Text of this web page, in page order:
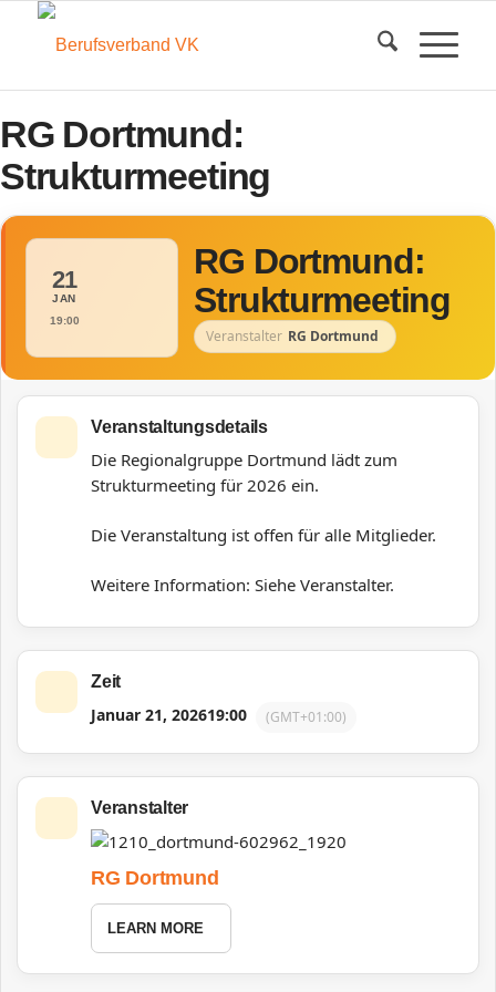
RG Dortmund:
Strukturmeeting
21
JAN
19:00
RG Dortmund:
Strukturmeeting
Veranstalter RG Dortmund
Veranstaltungsdetails
Die Regionalgruppe Dortmund lädt zum
Strukturmeeting für 2026 ein.
Die Veranstaltung ist offen für alle Mitglieder.
Weitere Information: Siehe Veranstalter.
Zeit
Januar 21, 202619:00 (GMT+01:00)
Veranstalter
RG Dortmund
LEARN MORE